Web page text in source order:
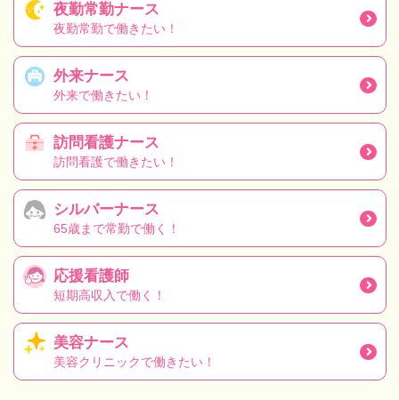
夜勤常勤ナース
夜勤常勤で働きたい！
外来ナース
外来で働きたい！
訪問看護ナース
訪問看護で働きたい！
シルバーナース
65歳まで常勤で働く！
応援看護師
短期高収入で働く！
美容ナース
美容クリニックで働きたい！